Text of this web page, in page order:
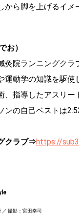
から脚を上げるイメ
お）
灸院ランニングクラ
運動学の知識を駆使
、指導したアスリー
ンの自己ベストは
クラブ⇒https://
撮影：宮田幸司